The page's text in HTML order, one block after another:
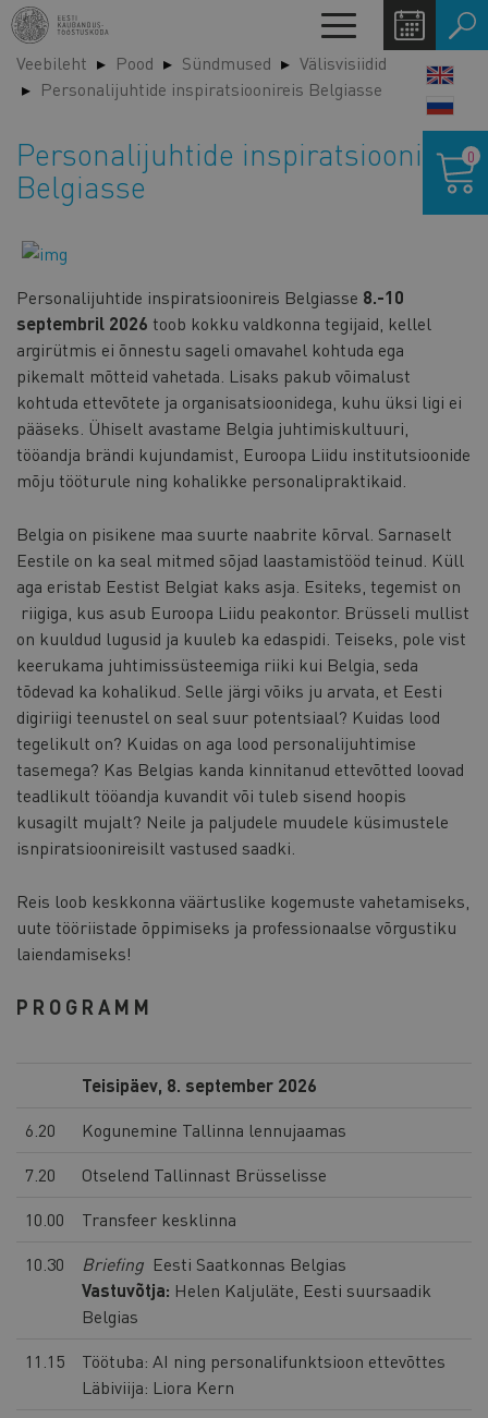
Liigu
edasi
põhisisu
juurde
Toggle
navigation
Veebileht Pood Sündmused
Välisvisiidid
Personalijuhtide inspiratsioonireis Belgiasse
Personalijuhtide inspiratsioonireis
Belgiasse
Personalijuhtide inspiratsioonireis Belgiasse 8.-10
septembril 2026 toob kokku valdkonna tegijaid, kellel
argirütmis ei õnnestu sageli omavahel kohtuda ega
pikemalt mõtteid vahetada. Lisaks pakub võimalust
kohtuda ettevõtete ja organisatsioonidega, kuhu üksi ligi ei
pääseks. Ühiselt avastame Belgia juhtimiskultuuri,
tööandja brändi kujundamist, Euroopa Liidu institutsioonide
mõju tööturule ning kohalikke personalipraktikaid.
Belgia on pisikene maa suurte naabrite kõrval. Sarnaselt
Eestile on ka seal mitmed sõjad laastamistööd teinud. Küll
aga eristab Eestist Belgiat kaks asja. Esiteks, tegemist on
riigiga, kus asub Euroopa Liidu peakontor. Brüsseli mullist
on kuuldud lugusid ja kuuleb ka edaspidi. Teiseks, pole vist
keerukama juhtimissüsteemiga riiki kui Belgia, seda
tõdevad ka kohalikud. Selle järgi võiks ju arvata, et Eesti
digiriigi teenustel on seal suur potentsiaal? Kuidas lood
tegelikult on? Kuidas on aga lood personalijuhtimise
tasemega? Kas Belgias kanda kinnitanud ettevõtted loovad
teadlikult tööandja kuvandit või tuleb sisend hoopis
kusagilt mujalt? Neile ja paljudele muudele küsimustele
isnpiratsioonireisilt vastused saadki.
Reis loob keskkonna väärtuslike kogemuste vahetamiseks,
uute tööriistade õppimiseks ja professionaalse võrgustiku
laiendamiseks!
PROGRAMM
Teisipäev, 8. september 2026
6.20
Kogunemine Tallinna lennujaamas
7.20
Otselend Tallinnast Brüsselisse
10.00
Transfeer kesklinna
10.30
Briefing Eesti Saatkonnas Belgias
Vastuvõtja: Helen Kaljuläte, Eesti suursaadik
Belgias
11.15
Töötuba: AI ning personalifunktsioon ettevõttes
Läbiviija: Liora Kern
0